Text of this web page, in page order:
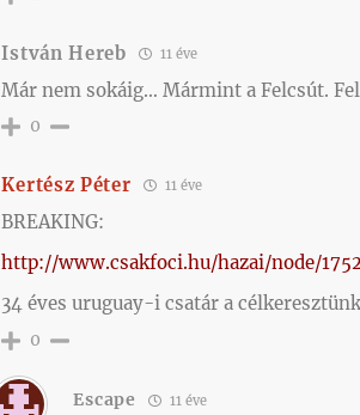
István Hereb 11 éve
Már nem sokáig… Mármint a Felcsút.
0
Kertész Péter 11 éve
BREAKING:
http://www.csakfoci.hu/hazai/node/
34 éves uruguay-i csatár a
0
Escape 11 éve